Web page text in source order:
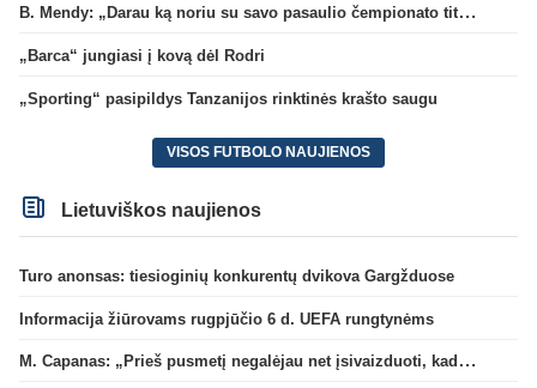
B. Mendy: „Darau ką noriu su savo pasaulio čempionato titulu“
„Barca“ jungiasi į kovą dėl Rodri
„Sporting“ pasipildys Tanzanijos rinktinės krašto saugu
VISOS FUTBOLO NAUJIENOS
Lietuviškos naujienos
Turo anonsas: tiesioginių konkurentų dvikova Gargžduose
Informacija žiūrovams rugpjūčio 6 d. UEFA rungtynėms
M. Capanas: „Prieš pusmetį negalėjau net įsivaizduoti, kad žaisime prieš „Hajduk“